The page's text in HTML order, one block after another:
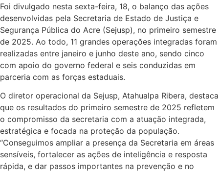
Foi divulgado nesta sexta-feira, 18, o balanço das ações
desenvolvidas pela Secretaria de Estado de Justiça e
Segurança Pública do Acre (Sejusp), no primeiro semestre
de 2025. Ao todo, 11 grandes operações integradas foram
realizadas entre janeiro e junho deste ano, sendo cinco
com apoio do governo federal e seis conduzidas em
parceria com as forças estaduais.
O diretor operacional da Sejusp, Atahualpa Ribera, destaca
que os resultados do primeiro semestre de 2025 refletem
o compromisso da secretaria com a atuação integrada,
estratégica e focada na proteção da população.
“Conseguimos ampliar a presença da Secretaria em áreas
sensíveis, fortalecer as ações de inteligência e resposta
rápida, e dar passos importantes na prevenção e no